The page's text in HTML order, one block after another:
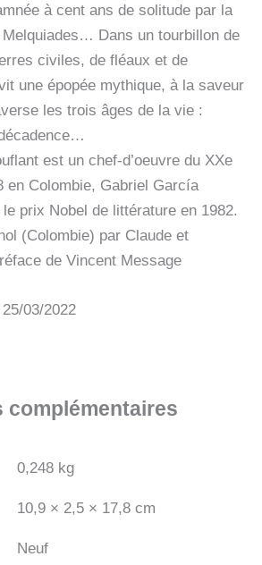
à cent ans de solitude par la
Melquiades… Dans un tourbillon de
civiles, de fléaux et de
une épopée mythique, à la saveur
les trois âges de la vie :
est un chef-d’oeuvre du XXe
en Colombie, Gabriel García
prix Nobel de littérature en 1982.
(Colombie) par Claude et
de Vincent Message
03/2022
complémentaires
0,248 kg
10,9 × 2,5 × 17,8 cm
Neuf